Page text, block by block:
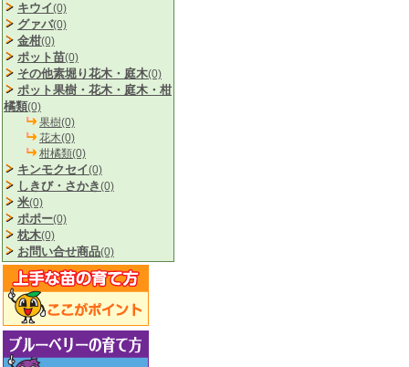
キウイ(0)
グァバ(0)
金柑(0)
ポット苗(0)
その他素堀り花木・庭木(0)
ポット果樹・花木・庭木・柑
橘類(0)
果樹(0)
花木(0)
柑橘類(0)
キンモクセイ(0)
しきび・さかき(0)
米(0)
ポポー(0)
枕木(0)
お問い合せ商品(0)